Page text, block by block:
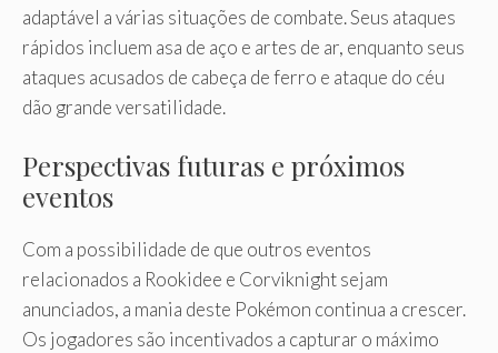
adaptável a várias situações de combate. Seus ataques
rápidos incluem asa de aço e artes de ar, enquanto seus
ataques acusados ​​de cabeça de ferro e ataque do céu
dão grande versatilidade.
Perspectivas futuras e próximos
eventos
Com a possibilidade de que outros eventos
relacionados a Rookidee e Corviknight sejam
anunciados, a mania deste Pokémon continua a crescer.
Os jogadores são incentivados a capturar o máximo